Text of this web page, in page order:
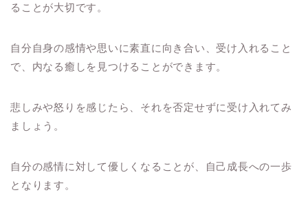
ることが大切です。
自分自身の感情や思いに素直に向き合い、受け入れること
で、内なる癒しを見つけることができます。
悲しみや怒りを感じたら、それを否定せずに受け入れてみ
ましょう。
自分の感情に対して優しくなることが、自己成長への一歩
となります。